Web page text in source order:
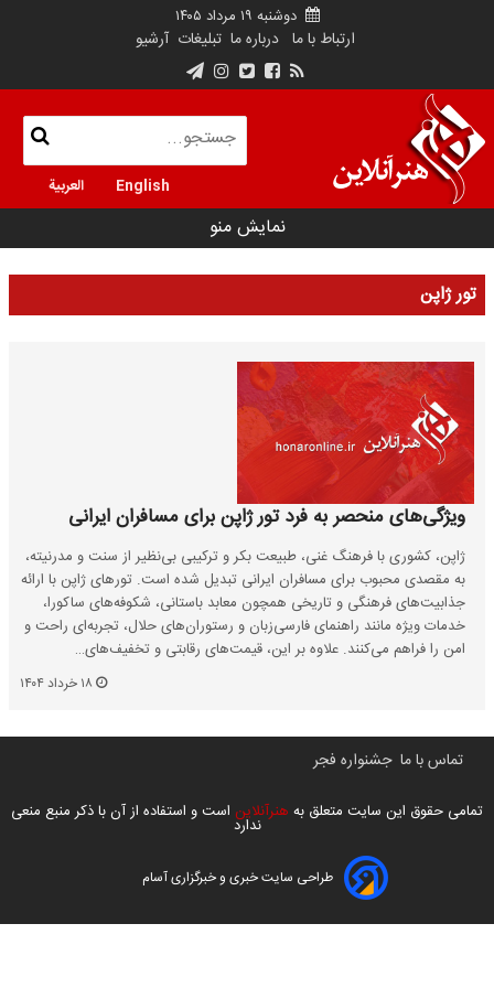
دوشنبه ۱۹ مرداد ۱۴۰۵
ارتباط با ما درباره ما تبلیغات آرشیو
English العربية
نمایش منو
تور ژاپن
ویژگی‌های منحصر به فرد تور ژاپن برای مسافران ایرانی
ژاپن، کشوری با فرهنگ غنی، طبیعت بکر و ترکیبی بی‌نظیر از سنت و مدرنیته،
به مقصدی محبوب برای مسافران ایرانی تبدیل شده است. تورهای ژاپن با ارائه
جذابیت‌های فرهنگی و تاریخی همچون معابد باستانی، شکوفه‌های ساکورا،
خدمات ویژه مانند راهنمای فارسی‌زبان و رستوران‌های حلال، تجربه‌ای راحت و
امن را فراهم می‌کنند. علاوه بر این، قیمت‌های رقابتی و تخفیف‌های…
تماس با ما جشنواره فجر
تمامی حقوق این سایت متعلق به هنرآنلاین است و استفاده از آن با ذکر منبع منعی
ندارد
طراحی سایت خبری و خبرگزاری آسام